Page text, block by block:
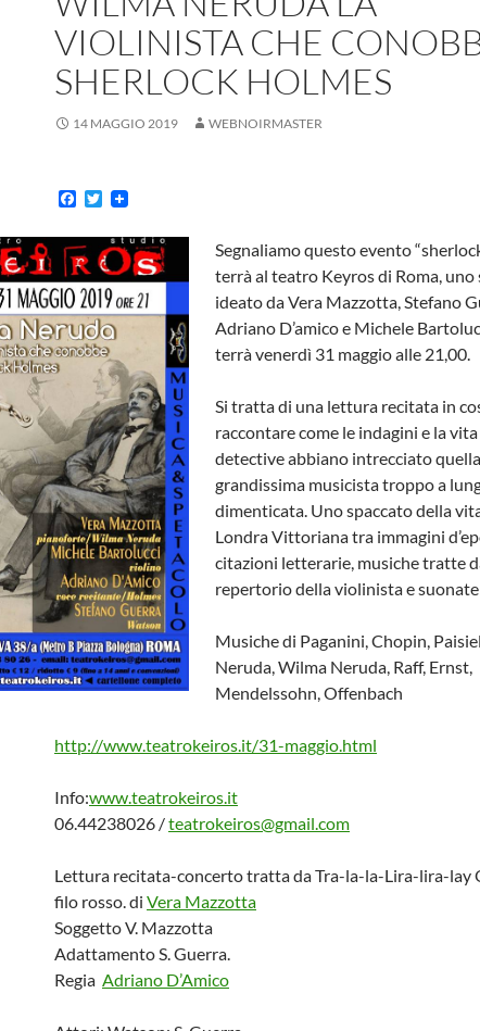
VIOLINISTA CHE
SHERLOCK HOLMES
14 MAGGIO 2019 WEBNOIRMASTER
F
c
e
b
o
o
k
T
i
t
t
e
r
Segnaliamo questo evento
terrà al teatro Keyros di Roma,
ideato da Vera Mazzotta, Stefano
Adriano D’amico e Michele
terrà venerdì 31 maggio alle 21,00.
Si tratta di una lettura recitata in
raccontare come le indagini e la
detective abbiano intrecciato
grandissima musicista troppo a
dimenticata. Uno spaccato della
Londra Vittoriana tra immagini
citazioni letterarie, musiche tratte
repertorio della violinista e
Musiche di Paganini, Chopin,
Neruda, Wilma Neruda, Raff, Ernst,
Mendelssohn, Offenbach
http://www.teatrokeiros.it/31-maggio.html
Info:www.teatrokeiros.it
06.44238026 /teatrokeiros@gmail.com
Lettura recitata-concerto tratta da Tra-la-la-Lira-lira-lay
filo rosso. di Vera Mazzotta
Soggetto V. Mazzotta
Adattamento S. Guerra.
Regia Adriano D’Amico